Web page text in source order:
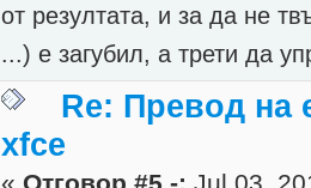
от резултата, и за да не
...) е загубил, а трети да
Re: Превод на
xfce